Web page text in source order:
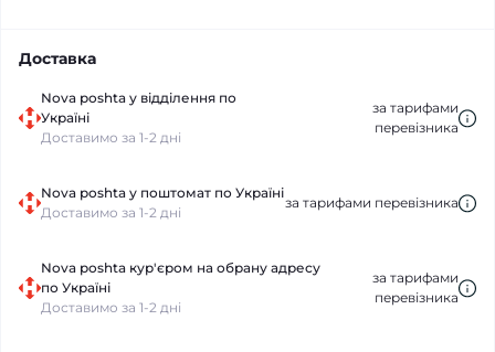
Доставка
Nova poshta у відділення по
Україні
Доставимо за 1-2 дні
за тарифами
перевізника
Nova poshta у поштомат по Україні
Доставимо за 1-2 дні
за тарифами перевізника
Nova poshta кур'єром на обрану адресу
по Україні
Доставимо за 1-2 дні
за тарифами
перевізника